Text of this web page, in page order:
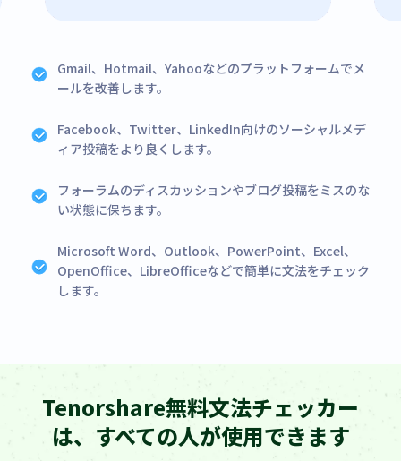
Gmail、Hotmail、Yahooなどのプラットフォームでメ
ールを改善します。
Facebook、Twitter、LinkedIn向けのソーシャルメデ
ィア投稿をより良くします。
フォーラムのディスカッションやブログ投稿をミスのな
い状態に保ちます。
Microsoft Word、Outlook、PowerPoint、Excel、
OpenOffice、LibreOfficeなどで簡単に文法をチェック
します。
Tenorshare無料文法チェッカー
は、すべての人が使用できます